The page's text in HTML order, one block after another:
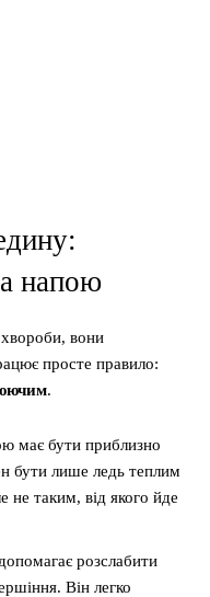
напою
хвороби, вони
просте правило:
.
має бути приблизно
бути лише ледь теплим
не таким, від якого йде
розслабити
Він легко